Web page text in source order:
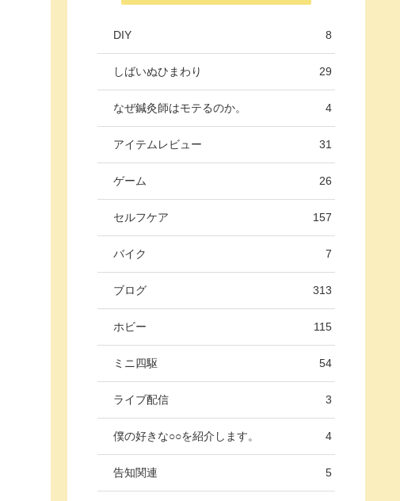
DIY 8
しばいぬひまわり 29
なぜ鍼灸師はモテるのか。 4
アイテムレビュー 31
ゲーム 26
セルフケア 157
バイク 7
ブログ 313
ホビー 115
ミニ四駆 54
ライブ配信 3
僕の好きな○○を紹介します。 4
告知関連 5